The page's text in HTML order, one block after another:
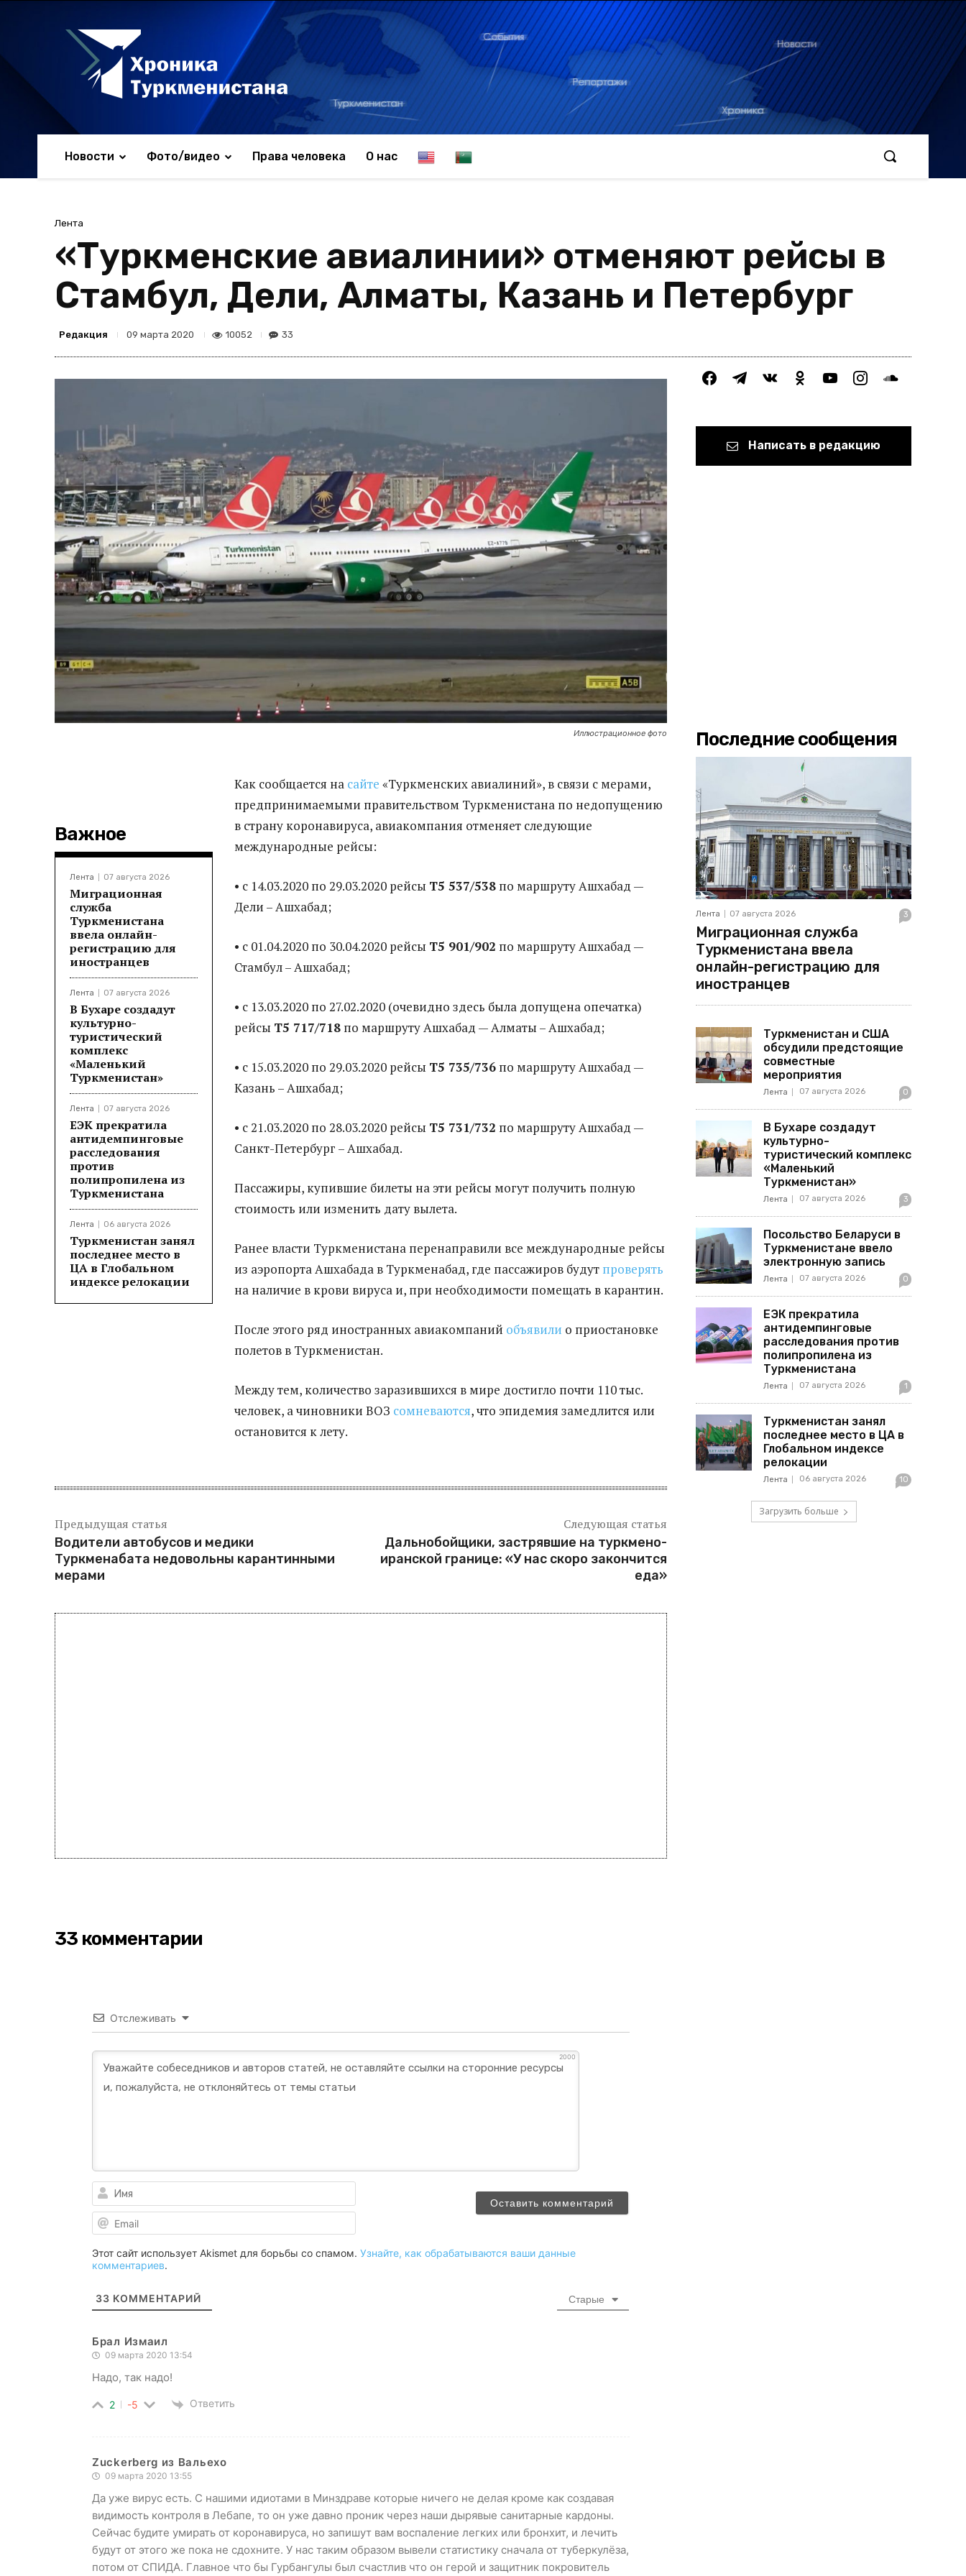
Новости Фото/видео Права человека О нас E
l
T
k
c
e
Лента
«Туркменские авиалинии» отменяют рейсы в
Стамбул, Дели, Алматы, Казань и Петербург
Редакция 09 марта 2020 10052 33
Иллюстрационное фото
Важное
Лента 07 августа 2026
Миграционная
служба
Туркменистана
ввела онлайн-
регистрацию для
иностранцев
Лента 07 августа 2026
В Бухаре создадут
культурно-
туристический
комплекс
«Маленький
Туркменистан»
Лента 07 августа 2026
ЕЭК прекратила
антидемпинговые
расследования
против
полипропилена из
Туркменистана
Лента 06 августа 2026
Туркменистан занял
последнее место в
ЦА в Глобальном
индексе релокации
Как сообщается на сайте «Туркменских авиалиний», в связи с мерами,
предпринимаемыми правительством Туркменистана по недопущению
в страну коронавируса, авиакомпания отменяет следующие
международные рейсы:
• с 14.03.2020 по 29.03.2020 рейсы Т5 537/538 по маршруту Ашхабад —
Дели – Ашхабад;
• с 01.04.2020 по 30.04.2020 рейсы Т5 901/902 по маршруту Ашхабад —
Стамбул – Ашхабад;
• с 13.03.2020 по 27.02.2020 (очевидно здесь была допущена опечатка)
рейсы Т5 717/718 по маршруту Ашхабад — Алматы – Ашхабад;
• с 15.03.2020 по 29.03.2020 рейсы Т5 735/736 по маршруту Ашхабад —
Казань – Ашхабад;
• с 21.03.2020 по 28.03.2020 рейсы Т5 731/732 по маршруту Ашхабад —
Санкт-Петербург – Ашхабад.
Пассажиры, купившие билеты на эти рейсы могут получить полную
стоимость или изменить дату вылета.
Ранее власти Туркменистана перенаправили все международные рейсы
из аэропорта Ашхабада в Туркменабад, где пассажиров будут проверять
на наличие в крови вируса и, при необходимости помещать в карантин.
После этого ряд иностранных авиакомпаний объявили о приостановке
полетов в Туркменистан.
Между тем, количество заразившихся в мире достигло почти 110 тыс.
человек, а чиновники ВОЗ сомневаются, что эпидемия замедлится или
остановится к лету.
Предыдущая статья
Водители автобусов и медики
Туркменабата недовольны карантинными
мерами
Следующая статья
Дальнобойщики, застрявшие на туркмено-
иранской границе: «У нас скоро закончится
еда»
33 комментарии
Отслеживать
2000
Этот сайт использует Akismet для борьбы со спамом. Узнайте, как обрабатываются ваши данные
комментариев.
33 КОММЕНТАРИЙ Старые
Брал Измаил
09 марта 2020 13:54
Надо, так надо!
2 -5 Ответить
Zuckerberg из Вальехо
09 марта 2020 13:55
Да уже вирус есть. С нашими идиотами в Минздраве которые ничего не делая кроме как создавая
видимость контроля в Лебапе, то он уже давно проник через наши дырявые санитарные кардоны.
Сейчас будите умирать от коронавируса, но запишут вам воспаление легких или бронхит, и лечить
будут от этого же пока не сдохните. У нас таким образом вывели статистику сначала от туберкулёза,
потом от СПИДА. Главное что бы Гурбангулы был счастлив что он герой и защитник покровитель
facebooktelegramvkontakteodnoklassniki
youtubeinstagramsoundcloud
Написать в редакцию
Последние сообщения
Лента 07 августа 2026 3
Миграционная служба
Туркменистана ввела
онлайн-регистрацию для
иностранцев
Туркменистан и США
обсудили предстоящие
совместные
мероприятия
Лента 07 августа 2026 0
В Бухаре создадут
культурно-
туристический комплекс
«Маленький
Туркменистан»
Лента 07 августа 2026 3
Посольство Беларуси в
Туркменистане ввело
электронную запись
Лента 07 августа 2026 0
ЕЭК прекратила
антидемпинговые
расследования против
полипропилена из
Туркменистана
Лента 07 августа 2026 1
Туркменистан занял
последнее место в ЦА в
Глобальном индексе
релокации
Лента 06 августа 2026 10
Загрузить больше